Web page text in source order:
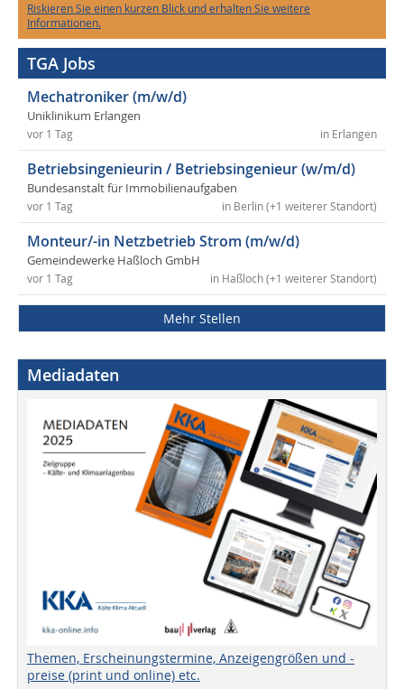
Riskieren Sie einen kurzen Blick und erhalten Sie weitere
Informationen.
TGA Jobs
Mechatroniker (m/w/d)
Uniklinikum Erlangen
in Erlangen
vor 1 Tag
Betriebsingenieurin / Betriebsingenieur (w/m/d)
Bundesanstalt für Immobilienaufgaben
in Berlin (+1 weiterer Standort)
vor 1 Tag
Monteur/-in Netzbetrieb Strom (m/w/d)
Gemeindewerke Haßloch GmbH
in Haßloch (+1 weiterer Standort)
vor 1 Tag
Mehr Stellen
Mediadaten
Themen, Erscheinungstermine, Anzeigengrößen und -
preise (print und online) etc.